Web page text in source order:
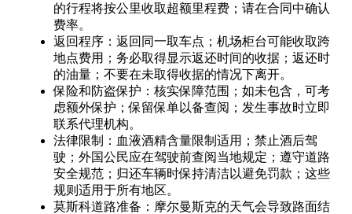
的行程将按公里收取超额里程费；请在合同中确认
费率。
返回程序：返回同一取车点；机场柜台可能收取跨
地点费用；务必取得显示返还时间的收据；返还时
的油量；不要在未取得收据的情况下离开。
保险和防盗保护：核实保障范围；如未包含，可考
虑额外保护；保留保单以备查阅；发生事故时立即
联系代理机构。
法律限制：血液酒精含量限制适用；禁止酒后驾
驶；外国公民应在驾驶前查阅当地规定；遵守道路
安全规范；归还车辆时保持清洁以避免罚款；这些
规则适用于所有地区。
莫斯科道路准备：摩尔曼斯克的天气会导致路面结